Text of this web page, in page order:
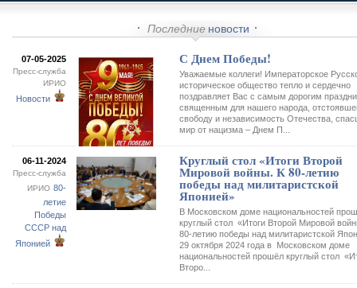
Последние новости
07-05-2025
Пресс-служба
ИРИО
Новости
С Днем Победы!
Уважаемые коллеги! Императорское
историческое общество тепло и сердечно
поздравляет Вас с самым дорогим
священным для нашего народа,
свободу и независимость Отечества,
мир от нацизма – Днем П...
06-11-2024
Пресс-служба
ИРИО 80-
летие
Победы
СССР над
Японией
Круглый стол «Итоги Второй
Мировой войны. К 80-летию
победы над милитаристской
Японией»
В Московском доме национальностей
круглый стол «Итоги Второй Мировой
80-летию победы над милитаристской
29 октября 2024 года в Московском доме
национальностей прошёл круглый стол
Второ...